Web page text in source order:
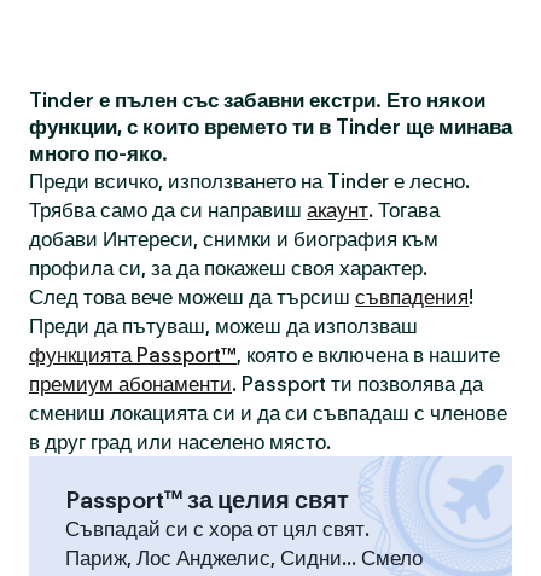
Tinder е пълен със забавни екстри. Ето някои
функции, с които времето ти в Tinder ще минава
много по-яко.
Преди всичко, използването на Tinder е лесно.
Трябва само да си направиш акаунт. Тогава
добави Интереси, снимки и биография към
профила си, за да покажеш своя характер.
След това вече можеш да търсиш съвпадения!
Преди да пътуваш, можеш да използваш
функцията Passport™, която е включена в нашите
премиум абонаменти. Passport ти позволява да
смениш локацията си и да си съвпадаш с членове
в друг град или населено място.
Passport™ за целия свят
Съвпадай си с хора от цял свят.
Париж, Лос Анджелис, Сидни... Смело